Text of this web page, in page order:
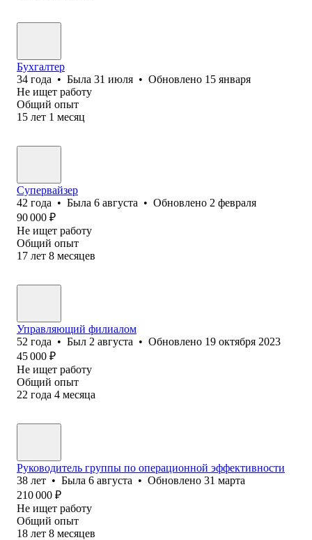
Бухгалтер
34 года • Была 31 июля • Обновлено 15 января
Не ищет работу
Общий опыт
15 лет 1 месяц
Супервайзер
42 года • Была 6 августа • Обновлено 2 февраля
90 000 ₽
Не ищет работу
Общий опыт
17 лет 8 месяцев
Управляющий филиалом
52 года • Был 2 августа • Обновлено 19 октября 2023
45 000 ₽
Не ищет работу
Общий опыт
22 года 4 месяца
Руководитель группы по операционной эффективности
38 лет • Была 6 августа • Обновлено 31 марта
210 000 ₽
Не ищет работу
Общий опыт
18 лет 8 месяцев